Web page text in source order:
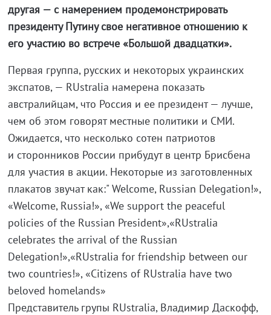
другая — с намерением продемонстрировать
президенту Путину свое негативное отношению к
его участию во встрече «Большой двадцатки».
Первая группа, русских и некоторых украинских
экспатов, — RUstralia намерена показать
австралийцам, что Россия и ее президент — лучше,
чем об этом говорят местные политики и СМИ.
Ожидается, что несколько сотен патриотов
и сторонников России прибудут в центр Брисбена
для участия в акции. Некоторые из заготовленных
плакатов звучат как:" Welcome, Russian Delegation!»,
«Welcome, Russia!», «We support the peaceful
policies of the Russiаn President»,«RUstralia
celebrates the arrival of the Russian
Delegation!»,«RUstralia for friendship between our
two countries!», «Citizens of RUstralia have two
beloved homelands»
Представитель групы RUstralia, Владимир Даскофф,